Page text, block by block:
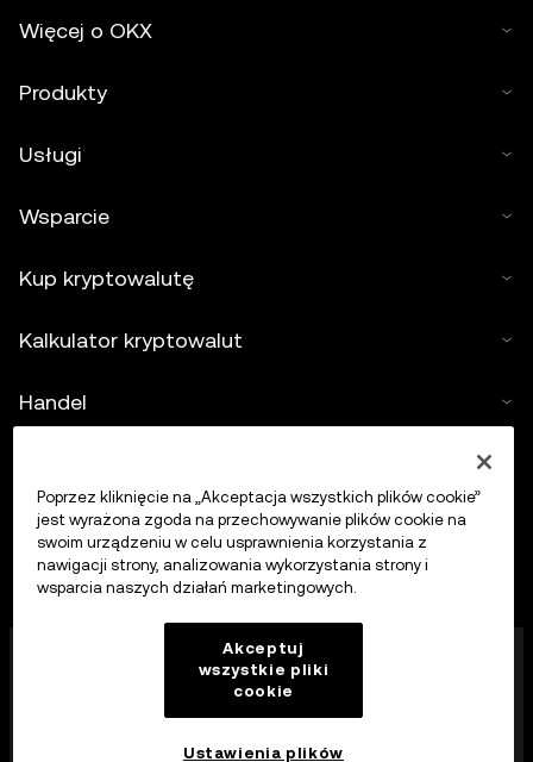
Więcej o OKX
Produkty
Usługi
Wsparcie
Kup kryptowalutę
Kalkulator kryptowalut
Handel
Firma OKX Europe Limited działająca pod nazwą
handlową OKX jest obecnie platformą handlu
kryptowalutami autoryzowaną jako dostawca usług
kryptowalutowych przez MFSA zgodnie z art. 28
ustawy o rynkach aktywów kryptograficznych (rozdział
Poprzez kliknięcie na „Akceptacja wszystkich plików cookie”
jest wyrażona zgoda na przechowywanie plików cookie na
swoim urządzeniu w celu usprawnienia korzystania z
nawigacji strony, analizowania wykorzystania strony i
wsparcia naszych działań marketingowych.
Akceptuj
wszystkie pliki
cookie
Ustawienia plików